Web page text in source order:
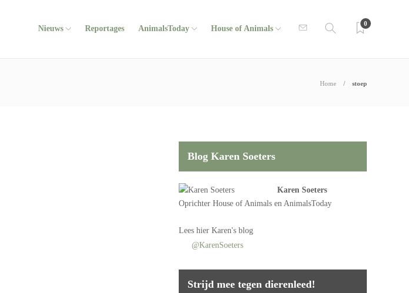
Nieuws Reportages AnimalsToday House of Animals
0
Home stoep
Blog Karen Soeters
Karen Soeters
OprichterHouse of Animals en AnimalsToday
Leeshier Karen's blog
@KarenSoeters
Strijd mee tegen dierenleed!